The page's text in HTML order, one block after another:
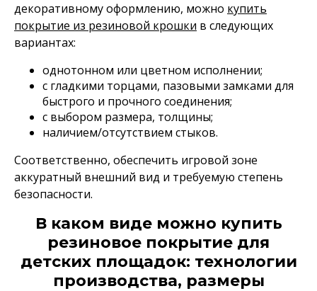
декоративному оформлению, можно купить
покрытие из резиновой крошки в следующих
вариантах:
однотонном или цветном исполнении;
с гладкими торцами, пазовыми замками для
быстрого и прочного соединения;
с выбором размера, толщины;
наличием/отсутствием стыков.
Соответственно, обеспечить игровой зоне
аккуратный внешний вид и требуемую степень
безопасности.
В каком виде можно купить
резиновое покрытие для
детских площадок: технологии
производства, размеры